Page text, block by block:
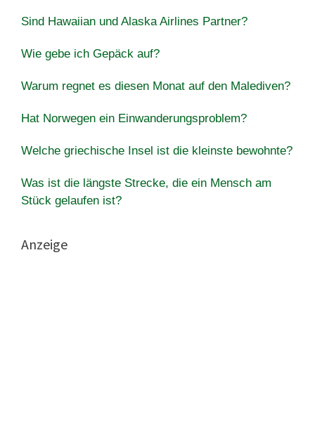
Sind Hawaiian und Alaska Airlines Partner?
Wie gebe ich Gepäck auf?
Warum regnet es diesen Monat auf den Malediven?
Hat Norwegen ein Einwanderungsproblem?
Welche griechische Insel ist die kleinste bewohnte?
Was ist die längste Strecke, die ein Mensch am
Stück gelaufen ist?
Anzeige